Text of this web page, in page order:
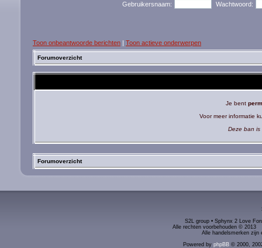
Gebruikersnaam: Wachtwoord:
Toon onbeantwoorde berichten | Toon actieve onderwerpen
Forumoverzicht
Je bent
Voor meer informatie
Deze ban is
Forumoverzicht
S2L group • Sphynx 2 Love
Alle rechten voorbehouden ©
Alle handelsmerken zijn
Powered by phpBB© 2000,